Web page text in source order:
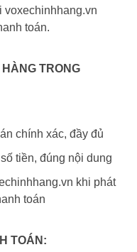
toán.
TRONG
chính xác, đầy đủ
tiền, đúng nội dung
khi phát
toán
TOÁN: